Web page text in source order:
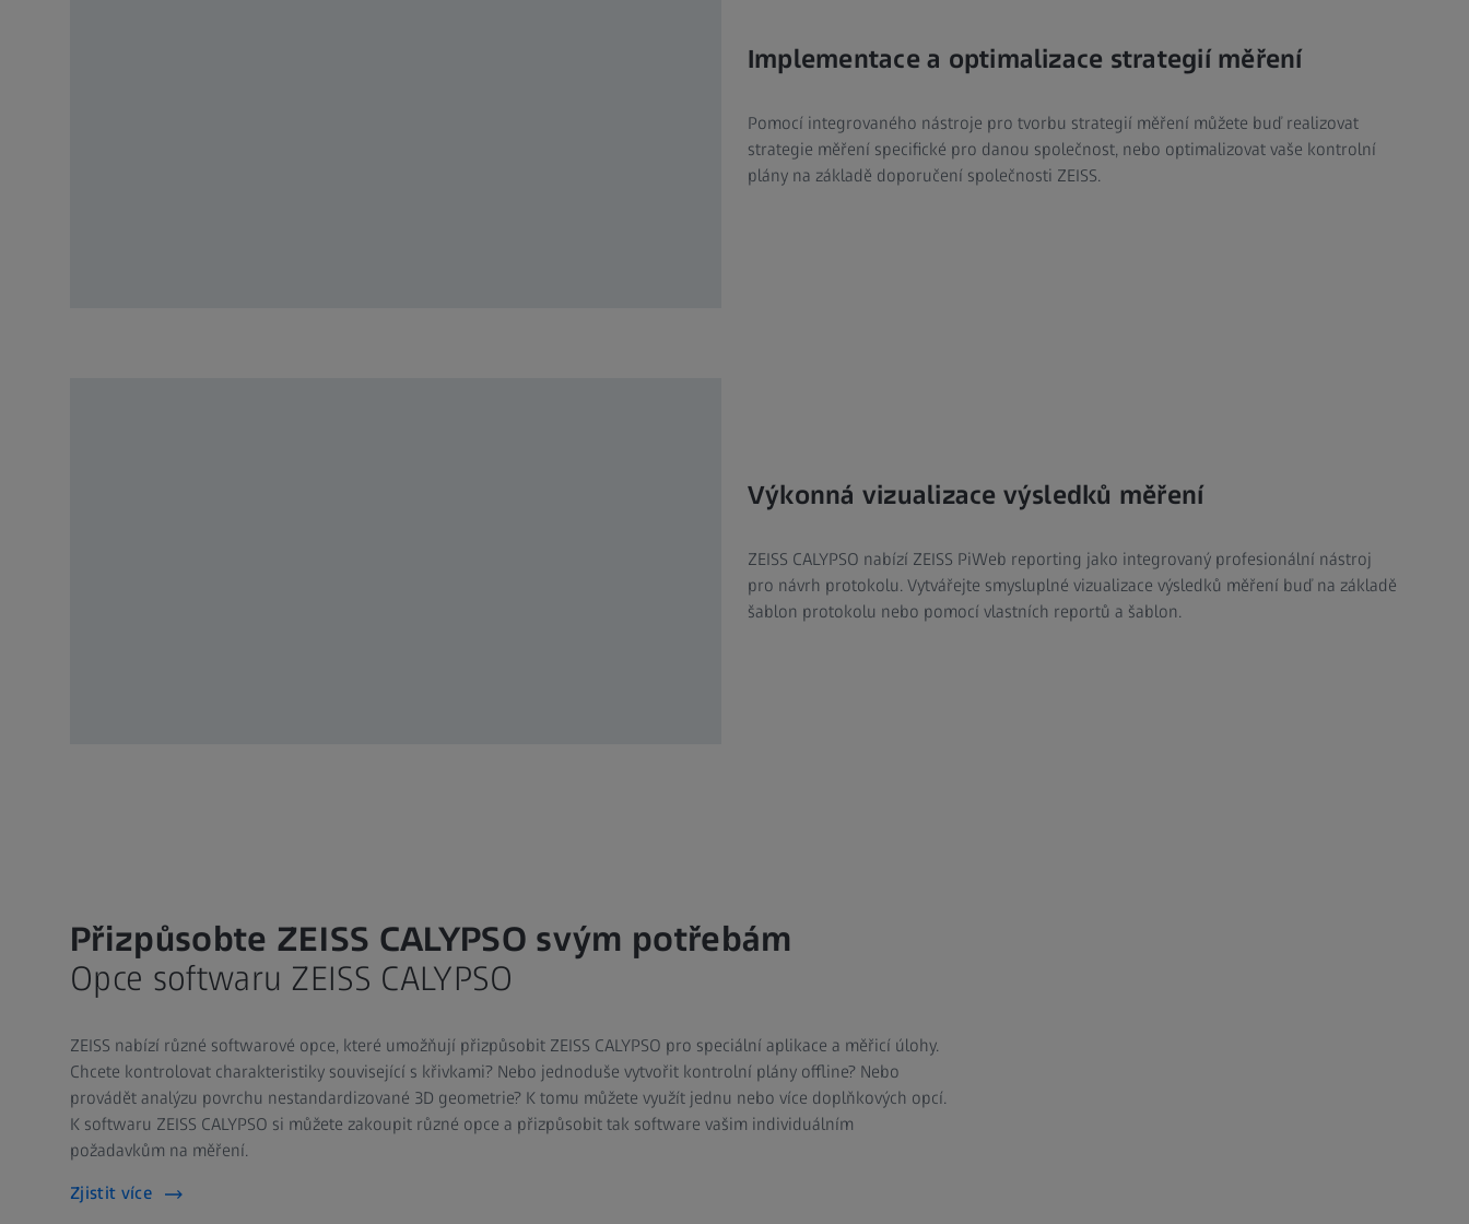
Implementace a optimalizace strategií měření
Pomocí integrovaného nástroje pro tvorbu strategií měření můžete buď realizovat
strategie měření specifické pro danou společnost, nebo optimalizovat vaše kontrolní
plány na základě doporučení společnosti ZEISS.
Výkonná vizualizace výsledků měření
ZEISS CALYPSO nabízí ZEISS PiWeb reporting jako integrovaný profesionální nástroj
pro návrh protokolu. Vytvářejte smysluplné vizualizace výsledků měření buď na základě
šablon protokolu nebo pomocí vlastních reportů a šablon.
Přizpůsobte ZEISS CALYPSO svým potřebám
Opce softwaru ZEISS CALYPSO
ZEISS nabízí různé softwarové opce, které umožňují přizpůsobit ZEISS CALYPSO pro speciální aplikace a měřicí úlohy.
Chcete kontrolovat charakteristiky související s křivkami? Nebo jednoduše vytvořit kontrolní plány offline? Nebo
provádět analýzu povrchu nestandardizované 3D geometrie? K tomu můžete využít jednu nebo více doplňkových opcí.
K softwaru ZEISS CALYPSO si můžete zakoupit různé opce a přizpůsobit tak software vašim individuálním
požadavkům na měření.
Zjistit více